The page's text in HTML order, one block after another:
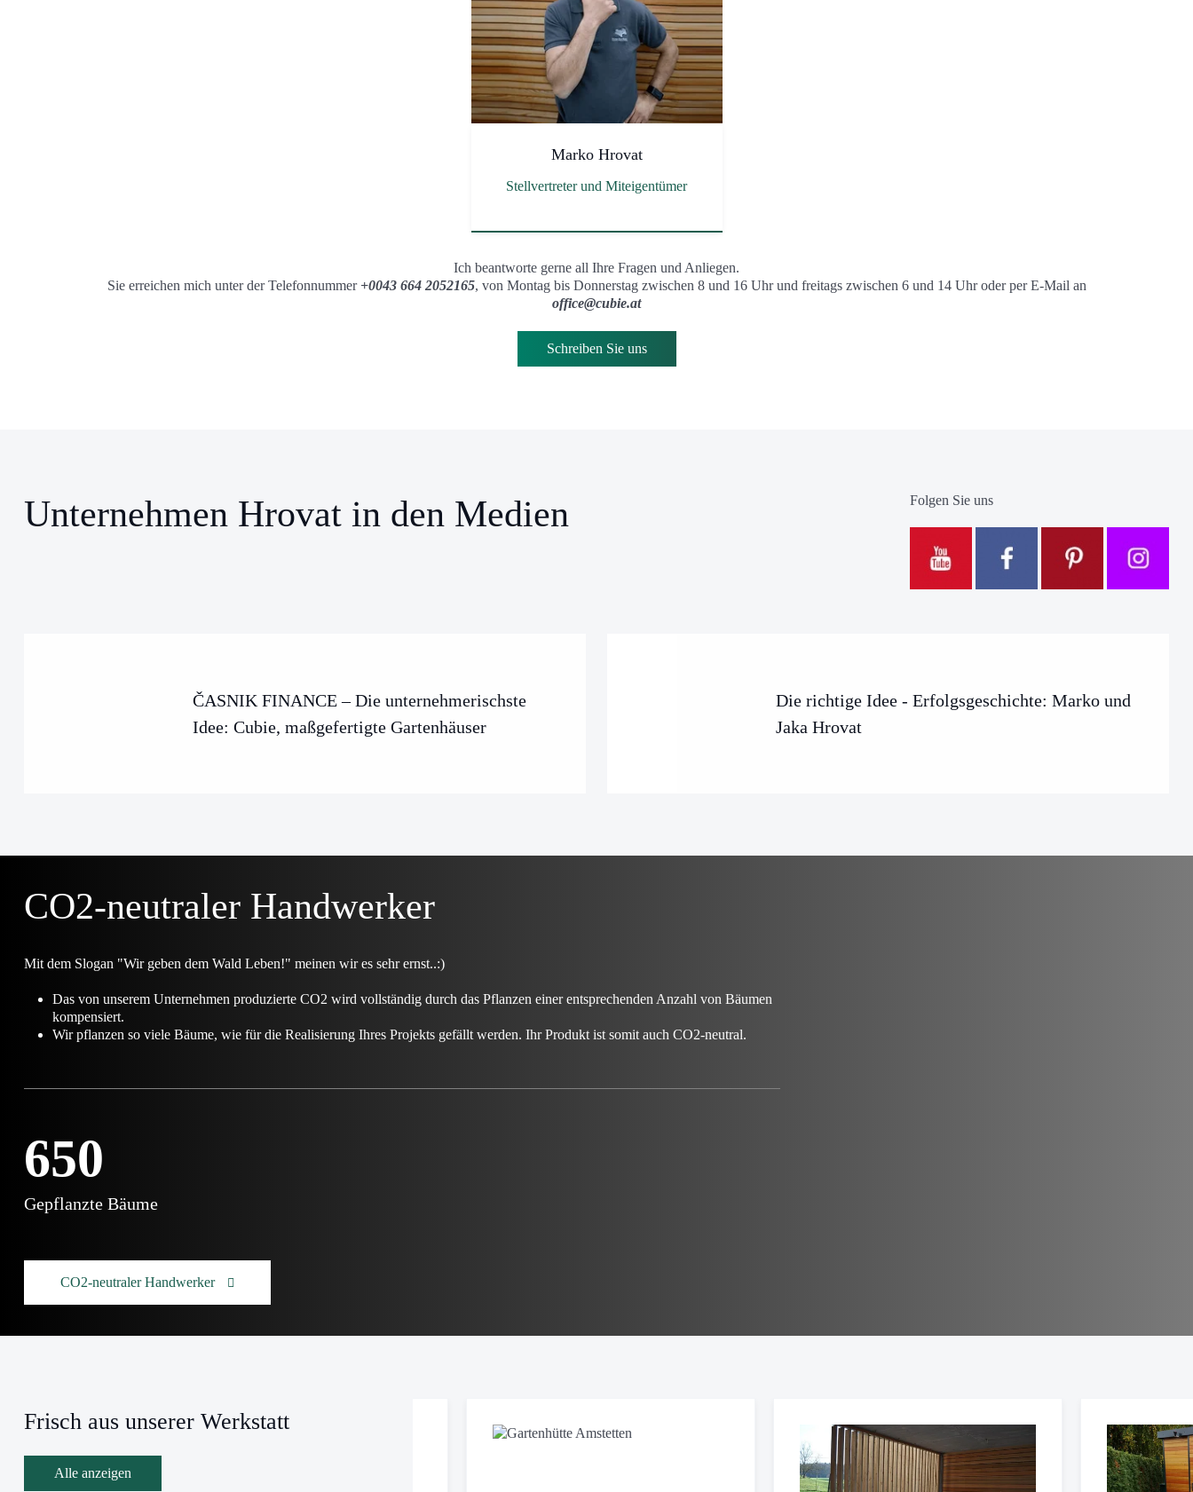
Marko Hrovat
Stellvertreter und Miteigentümer
Ich beantworte gerne all Ihre Fragen und Anliegen.
Sie erreichen mich unter der Telefonnummer +0043 664 2052165, von Montag bis Donnerstag zwischen 8 und 16 Uhr und freitags zwischen 6 und 14 Uhr oder per E-Mail an
office@cubie.at
Schreiben Sie uns
Unternehmen Hrovat in den Medien Folgen Sie uns
ČASNIK FINANCE – Die unternehmerischste
Idee: Cubie, maßgefertigte Gartenhäuser
Die richtige Idee - Erfolgsgeschichte: Marko und
Jaka Hrovat
CO2-neutraler Handwerker
Mit dem Slogan "Wir geben dem Wald Leben!" meinen wir es sehr ernst..:)
Das von unserem Unternehmen produzierte CO2 wird vollständig durch das Pflanzen einer entsprechenden Anzahl von Bäumen
kompensiert.
Wir pflanzen so viele Bäume, wie für die Realisierung Ihres Projekts gefällt werden. Ihr Produkt ist somit auch CO2-neutral.
650
Gepflanzte Bäume
CO2-neutraler Handwerker
Frisch aus unserer Werkstatt
Alle anzeigen